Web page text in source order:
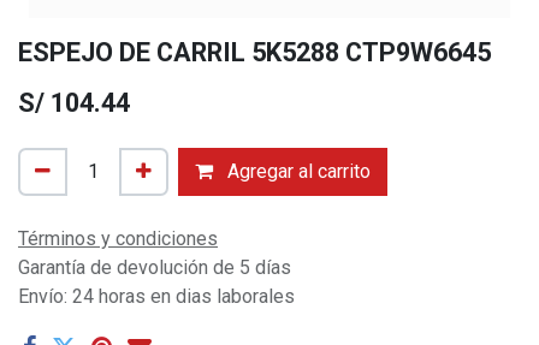
ESPEJO DE CARRIL 5K5288 CTP9W6645
S/ 104.44
Agregar al carrito
Términos y condiciones
Garantía de devolución de 5 días
Envío: 24 horas en dias laborales